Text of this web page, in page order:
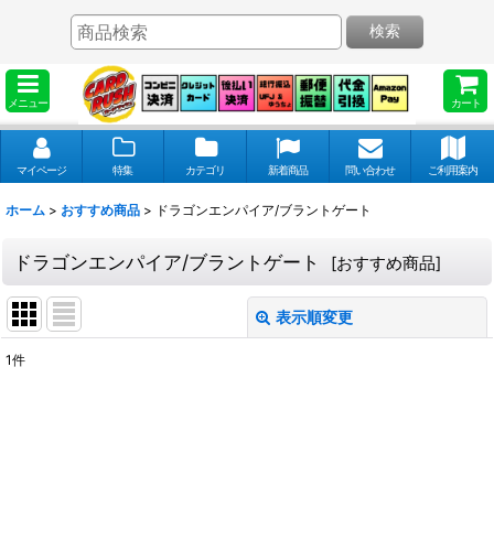
メニュー カート
検索
マイページ 特集 カテゴリ 新着商品 問い合わせ ご利用案内
ホーム > おすすめ商品 > ドラゴンエンパイア/ブラントゲート
ドラゴンエンパイア/ブラントゲート [おすすめ商品]
表示順変更
1件